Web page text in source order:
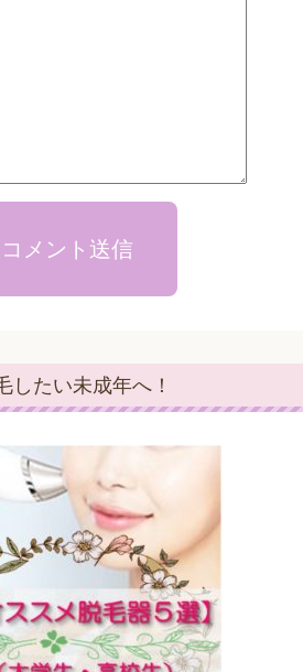
コメント送信
したい未成年へ！